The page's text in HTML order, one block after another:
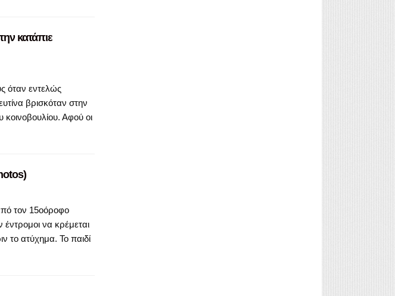
κατάπιε
όταν εντελώς
βρισκόταν στην
Αφού οι
τον 15οόροφο
να κρέμεται
το ατύχημα. Το παιδί